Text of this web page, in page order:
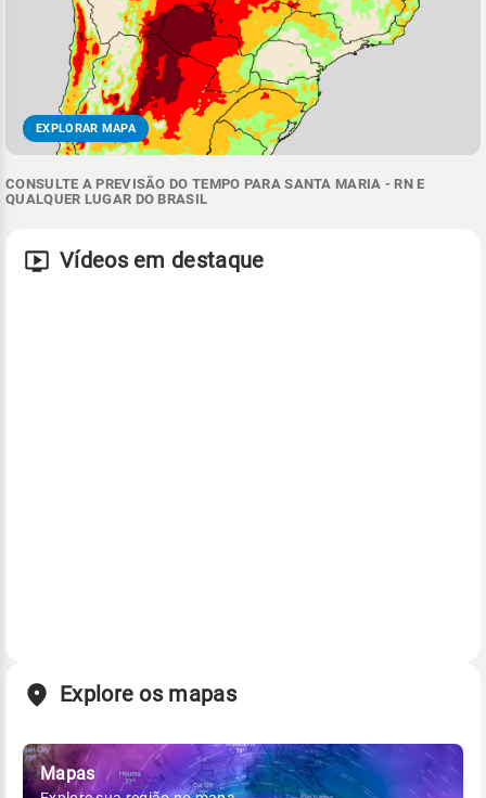
EXPLORAR MAPA
CONSULTE A PREVISÃO DO TEMPO PARA SANTA MARIA - RN E
QUALQUER LUGAR DO BRASIL
Vídeos em destaque
Explore os mapas
Mapas